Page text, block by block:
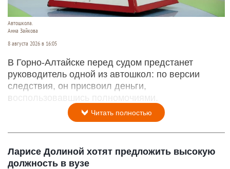
Автошкола.
Анна Зайкова
8 августа 2026 в 16:05
В Горно-Алтайске перед судом предстанет
руководитель одной из автошкол: по версии
следствия, он присвоил деньги,
воспользовавшись полномочиями.
Читать полностью
Ларисе Долиной хотят предложить высокую
должность в вузе